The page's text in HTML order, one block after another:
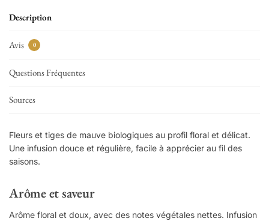
Description
Avis 0
Questions Fréquentes
Sources
Fleurs et tiges de mauve biologiques au profil floral et délicat.
Une infusion douce et régulière, facile à apprécier au fil des
saisons.
Arôme et saveur
Arôme floral et doux, avec des notes végétales nettes. Infusion